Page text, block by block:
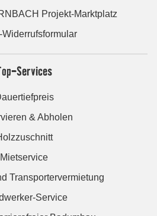
Projekt-Marktplatz
Widerrufsformular
Services
& Abholen
Mietservice
Transportervermietung
Service